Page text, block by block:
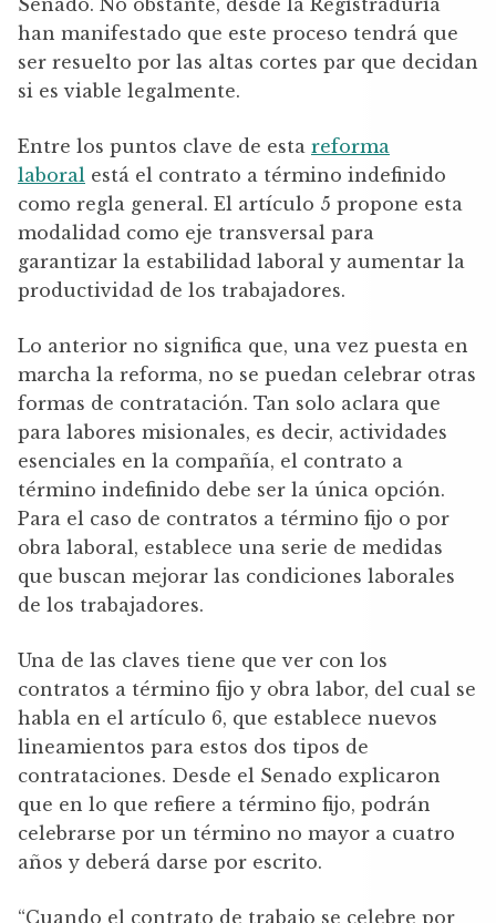
Senado. No obstante, desde la Registraduría
han manifestado que este proceso tendrá que
ser resuelto por las altas cortes par que decidan
si es viable legalmente.
Entre los puntos clave de esta reforma
laboral está el contrato a término indefinido
como regla general. El artículo 5 propone esta
modalidad como eje transversal para
garantizar la estabilidad laboral y aumentar la
productividad de los trabajadores.
Lo anterior no significa que, una vez puesta en
marcha la reforma, no se puedan celebrar otras
formas de contratación. Tan solo aclara que
para labores misionales, es decir, actividades
esenciales en la compañía, el contrato a
término indefinido debe ser la única opción.
Para el caso de contratos a término fijo o por
obra laboral, establece una serie de medidas
que buscan mejorar las condiciones laborales
de los trabajadores.
Una de las claves tiene que ver con los
contratos a término fijo y obra labor, del cual se
habla en el artículo 6, que establece nuevos
lineamientos para estos dos tipos de
contrataciones. Desde el Senado explicaron
que en lo que refiere a término fijo, podrán
celebrarse por un término no mayor a cuatro
años y deberá darse por escrito.
“Cuando el contrato de trabajo se celebre por